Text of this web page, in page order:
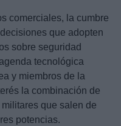
comerciales, la cumbre
que adopten
sobre seguridad
tecnológica
y miembros de la
la combinación de
que salen de
potencias.